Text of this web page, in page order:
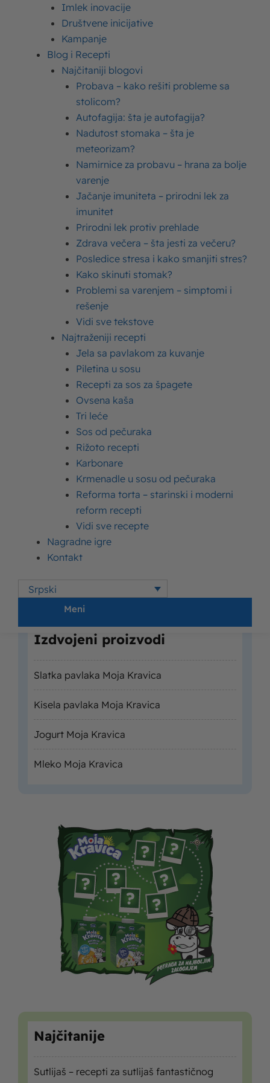
Imlek inovacije
Društvene inicijative
Kampanje
Blog i Recepti
Najčitaniji blogovi
Probava – kako rešiti probleme sa
stolicom?
Autofagija: šta je autofagija?
Nadutost stomaka – šta je
meteorizam?
Namirnice za probavu – hrana za bolje
varenje
Jačanje imuniteta – prirodni lek za
imunitet
Prirodni lek protiv prehlade
Zdrava večera – šta jesti za večeru?
Posledice stresa i kako smanjiti stres?
Kako skinuti stomak?
Problemi sa varenjem – simptomi i
rešenje
Vidi sve tekstove
Najtraženiji recepti
Jela sa pavlakom za kuvanje
Piletina u sosu
Recepti za sos za špagete
Ovsena kaša
Tri leće
Sos od pečuraka
Rižoto recepti
Karbonare
Krmenadle u sosu od pečuraka
Reforma torta – starinski i moderni
reform recepti
Vidi sve recepte
Nagradne igre
Kontakt
Srpski
Meni
Podelite ovaj tekst:
Upišite ovde
Vaša adresa e-pošte neće biti objavljena.
Neophodna polja su označena*
Izdvojeni proizvodi
Slatka pavlaka Moja Kravica
Kisela pavlaka Moja Kravica
Jogurt Moja Kravica
Mleko Moja Kravica
Najčitanije
Sutlijaš – recepti za sutlijaš fantastičnog